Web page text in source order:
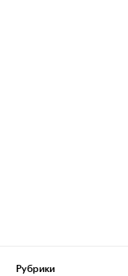
Рубрики